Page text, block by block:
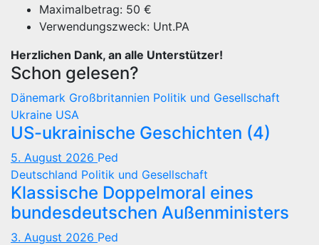
Maximalbetrag: 50 €
Verwendungszweck: Unt.PA
Herzlichen Dank, an alle Unterstützer!
Schon gelesen?
Dänemark Großbritannien Politik und Gesellschaft
Ukraine USA
US-ukrainische Geschichten (4)
5. August 2026 Ped
Deutschland Politik und Gesellschaft
Klassische Doppelmoral eines
bundesdeutschen Außenministers
3. August 2026 Ped